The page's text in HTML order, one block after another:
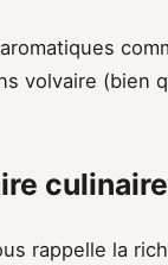
volvaire (bien
culinaire
rappelle la